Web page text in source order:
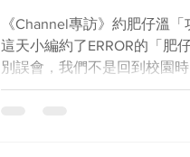
《Channel專訪》約肥仔溫
這天小編約了ERROR的「肥
別誤會，我們不是回到校園
曲《Homework》。不過此